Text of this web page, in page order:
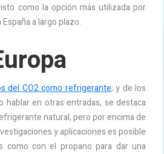
como la opción más utilizada por
a largo plazo.
del CO2 como refrigerante, y de los
hablar en otras entradas, se destaca
natural, pero por encima de
y aplicaciones es posible
como con el propano para dar una